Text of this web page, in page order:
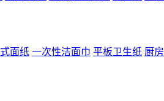
面纸 一次性洁面巾 平板卫生纸 厨